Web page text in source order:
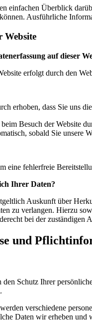
einfachen Überblick
Ausführliche
Website
auf dieser
erfolgt durch den
erhoben, dass Sie uns
Besuch der Website
sobald Sie unsere
eine fehlerfreie
Ihrer Daten?
Auskunft über
zu verlangen. Hierzu
bei der zuständigen
und
Schutz Ihrer
verschiedene
Daten wir erheben